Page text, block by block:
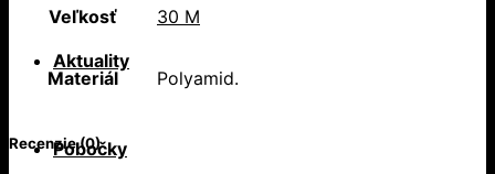
Aktuality
Pobočky
Veľkosť 30 M
Materiál Polyamid.
Recenzie (0)